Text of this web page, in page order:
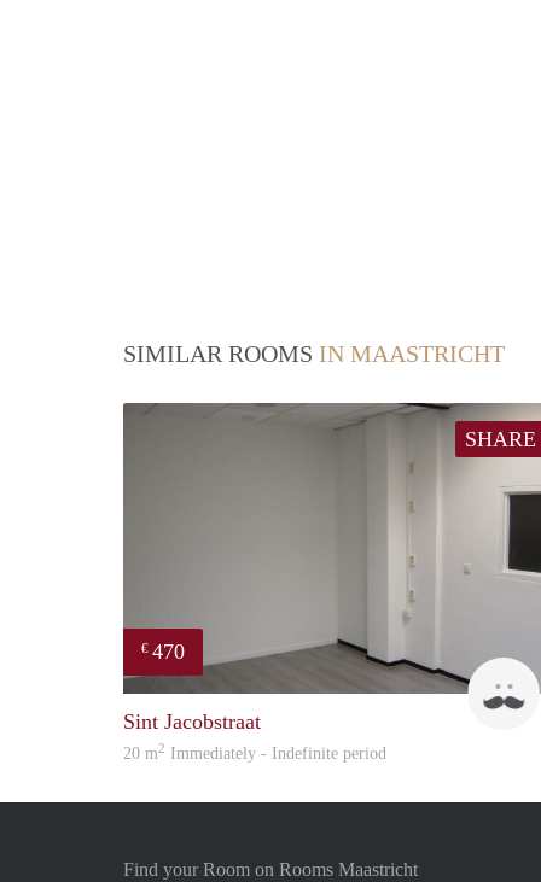
SIMILAR ROOMS IN MAASTRICHT
SHARE
€ 470
Sint Jacobstraat
20 m2 Immediately - Indefinite period
Find your Room on Rooms Maastricht